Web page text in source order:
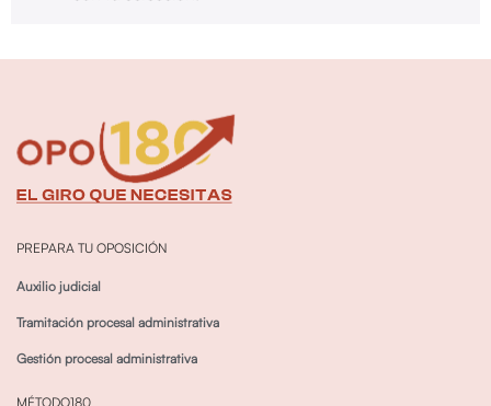
PREPARA TU OPOSICIÓN
Auxilio judicial
Tramitación procesal administrativa
Gestión procesal administrativa
MÉTODO180